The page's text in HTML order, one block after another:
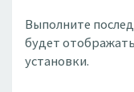
Выполните
будет
установки.